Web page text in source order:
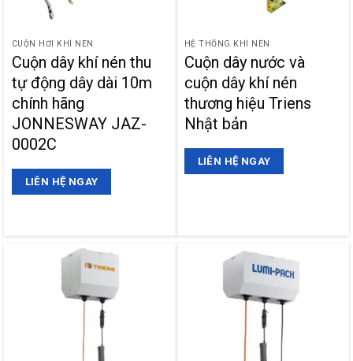
CUỘN HƠI KHÍ NÉN
Cuộn dây khí nén thu
tự động dây dài 10m
chính hãng
JONNESWAY JAZ-
0002C
LIÊN HỆ NGAY
HỆ THỐNG KHÍ NÉN
Cuộn dây nước và
cuộn dây khí nén
thương hiệu Triens
Nhật bản
LIÊN HỆ NGAY